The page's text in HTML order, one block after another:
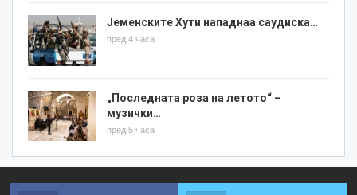
Јеменските Хути нападнаа саудиска…
пред 4 часа
„Последната роза на летото“ –
музички…
пред 5 часа